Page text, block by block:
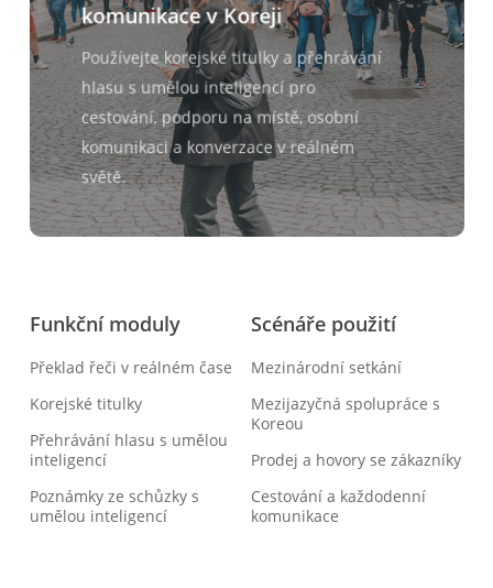
komunikace v Koreji
Používejte korejské titulky a přehrávání
hlasu s umělou inteligencí pro
cestování, podporu na místě, osobní
komunikaci a konverzace v reálném
světě.
Funkční moduly
Překlad řeči v reálném čase
Korejské titulky
Přehrávání hlasu s umělou
inteligencí
Poznámky ze schůzky s
umělou inteligencí
Scénáře použití
Mezinárodní setkání
Mezijazyčná spolupráce s
Koreou
Prodej a hovory se zákazníky
Cestování a každodenní
komunikace